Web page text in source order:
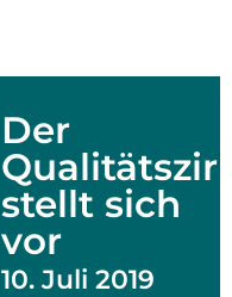
Der
stellt sich
vor
10. Juli 2019